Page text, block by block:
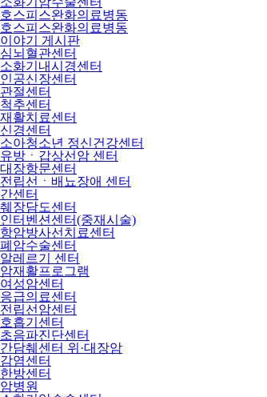
호스피스완화의료병동
호스피스완화의료병동
이야기 게시판
심뇌혈관센터
소화기내시경센터
인공신장센터
관절센터
척추센터
재활치료센터
신경센터
소아청소년 정신건강센터
유방ㆍ갑상선암 센터
대장항문센터
전립선ㆍ배뇨장애 센터
간센터
췌장담도센터
인터벤션센터(중재시술)
항암방사선치료센터
폐암수술센터
알레르기 센터
암재활프로그램
여성암센터
응급의료센터
전립선암센터
호흡기센터
초음파진단센터
간담췌센터 위·대장암
감염센터
한방센터
암병원